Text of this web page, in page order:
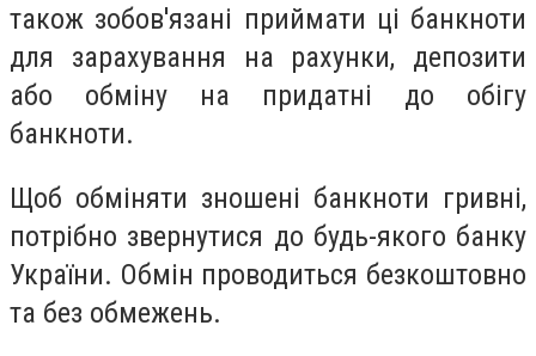
також зобов'язані приймати ці банкноти
для зарахування на рахунки, депозити
або обміну на придатні до обігу
банкноти.
Щоб обміняти зношені банкноти гривні,
потрібно звернутися до будь-якого банку
України. Обмін проводиться безкоштовно
та без обмежень.